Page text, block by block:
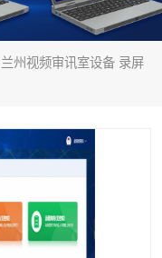
州视频审讯室设备 录屏
识别